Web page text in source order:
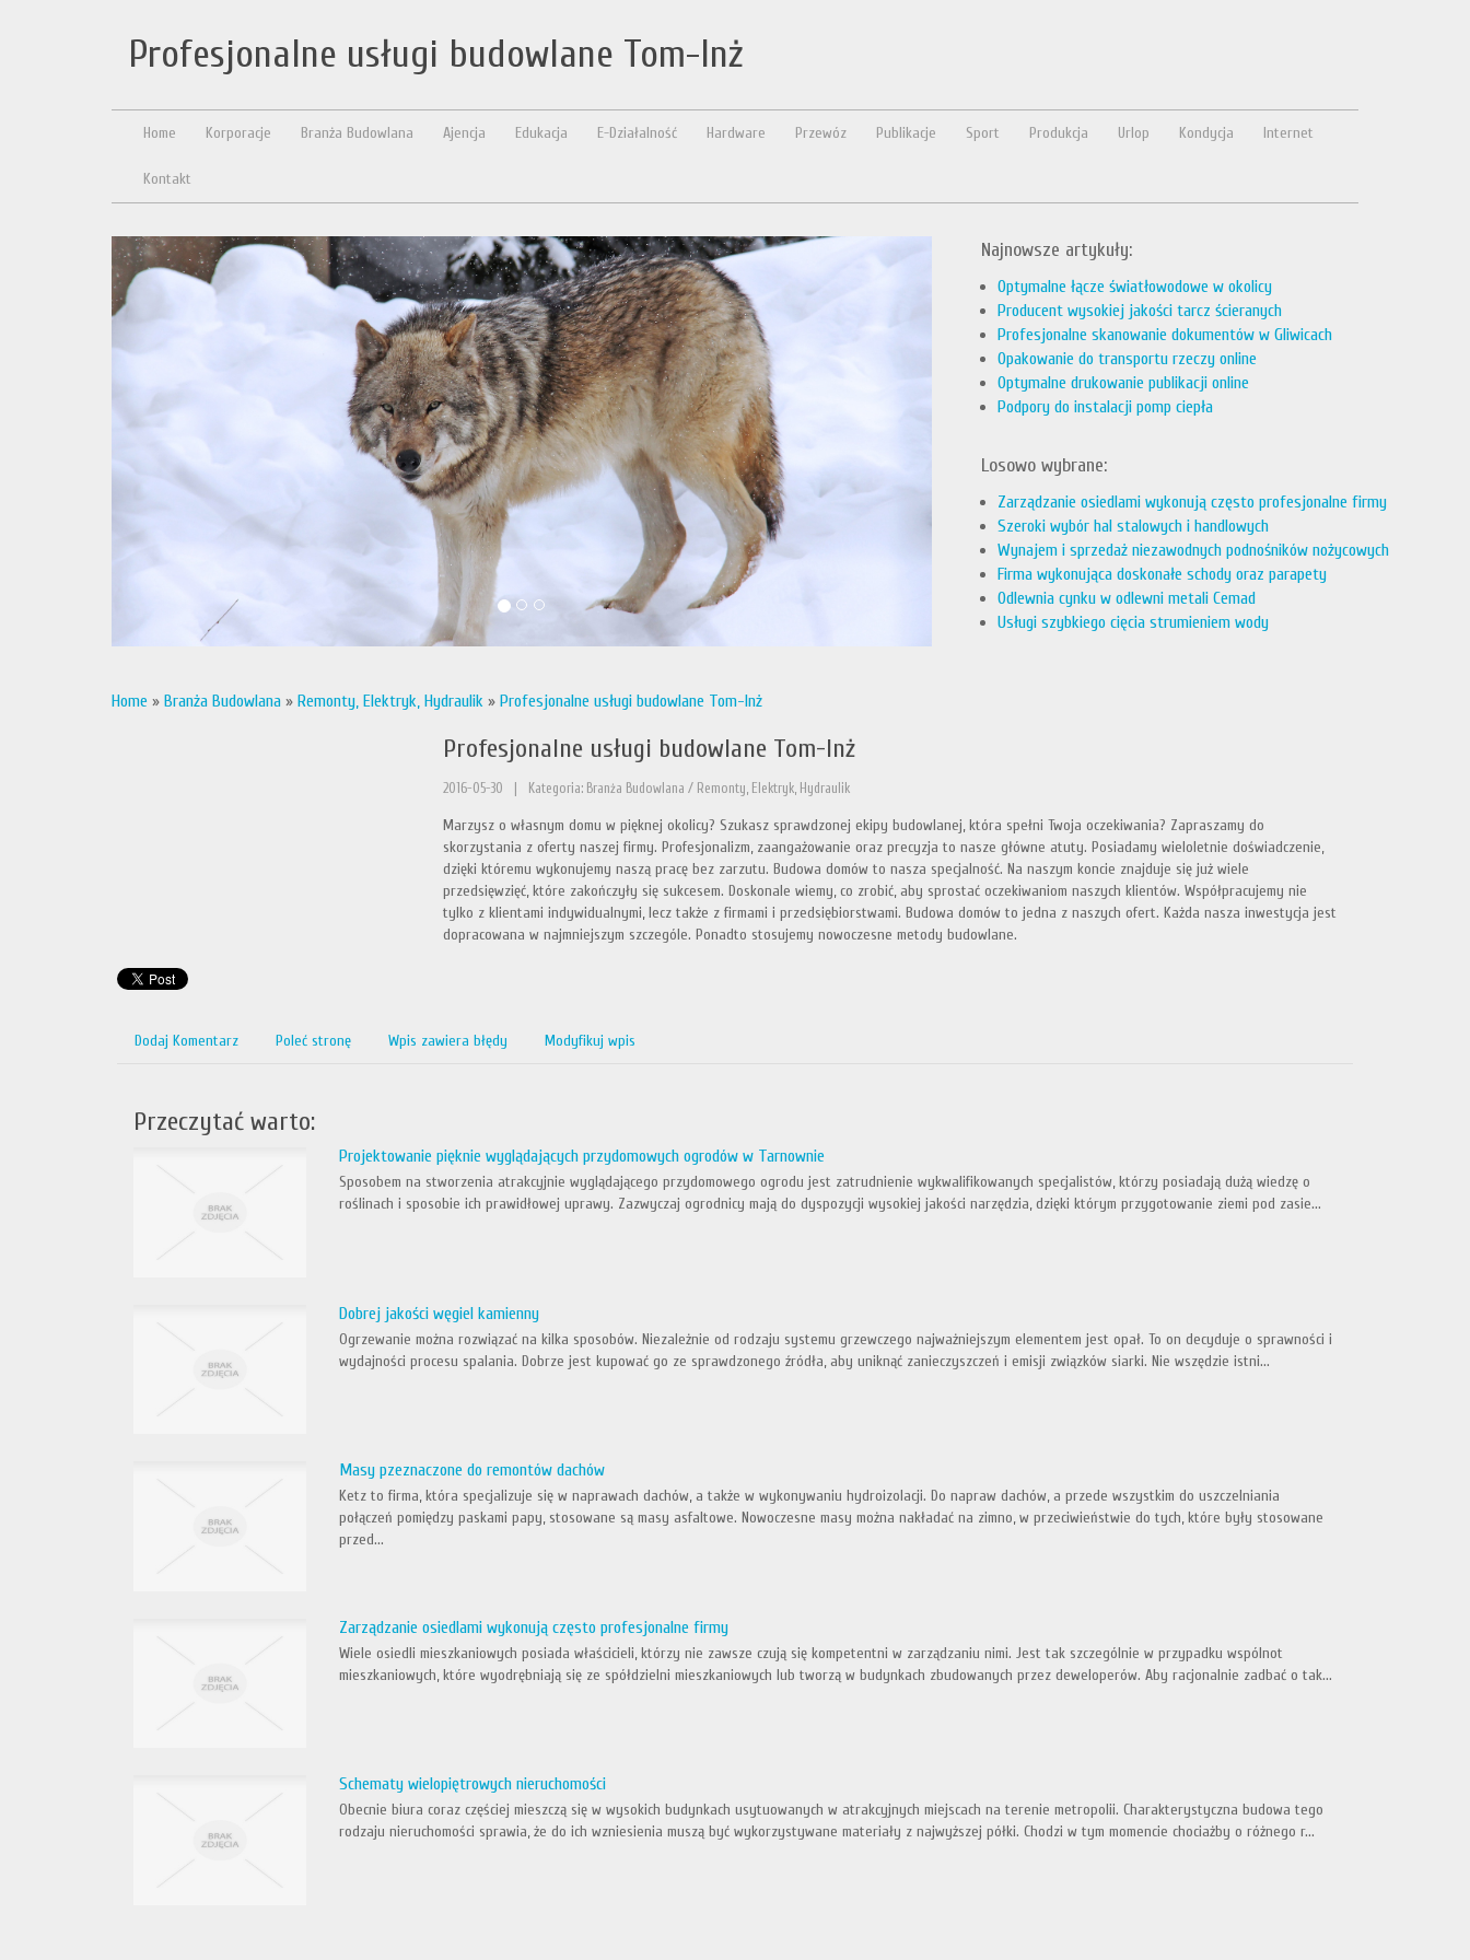
Profesjonalne usługi budowlane Tom-Inż
Home Korporacje Branża Budowlana Ajencja Edukacja E-Działalność Hardware Przewóz Publikacje Sport Produkcja Urlop Kondycja Internet
Kontakt
Najnowsze artykuły:
Optymalne łącze światłowodowe w okolicy
Producent wysokiej jakości tarcz ścieranych
Profesjonalne skanowanie dokumentów w Gliwicach
Opakowanie do transportu rzeczy online
Optymalne drukowanie publikacji online
Podpory do instalacji pomp ciepła
Losowo wybrane:
Zarządzanie osiedlami wykonują często profesjonalne firmy
Szeroki wybór hal stalowych i handlowych
Wynajem i sprzedaż niezawodnych podnośników nożycowych
Firma wykonująca doskonałe schody oraz parapety
Odlewnia cynku w odlewni metali Cemad
Usługi szybkiego cięcia strumieniem wody
Home » Branża Budowlana » Remonty, Elektryk, Hydraulik » Profesjonalne usługi budowlane Tom-Inż
Profesjonalne usługi budowlane Tom-Inż
2016-05-30 Kategoria: Branża Budowlana / Remonty, Elektryk, Hydraulik
Marzysz o własnym domu w pięknej okolicy? Szukasz sprawdzonej ekipy budowlanej, która spełni Twoja oczekiwania? Zapraszamy do
skorzystania z oferty naszej firmy. Profesjonalizm, zaangażowanie oraz precyzja to nasze główne atuty. Posiadamy wieloletnie doświadczenie,
dzięki któremu wykonujemy naszą pracę bez zarzutu. Budowa domów to nasza specjalność. Na naszym koncie znajduje się już wiele
przedsięwzięć, które zakończyły się sukcesem. Doskonale wiemy, co zrobić, aby sprostać oczekiwaniom naszych klientów. Współpracujemy nie
tylko z klientami indywidualnymi, lecz także z firmami i przedsiębiorstwami. Budowa domów to jedna z naszych ofert. Każda nasza inwestycja jest
dopracowana w najmniejszym szczególe. Ponadto stosujemy nowoczesne metody budowlane.
Dodaj Komentarz Poleć stronę Wpis zawiera błędy Modyfikuj wpis
Przeczytać warto:
Projektowanie pięknie wyglądających przydomowych ogrodów w Tarnownie
Sposobem na stworzenia atrakcyjnie wyglądającego przydomowego ogrodu jest zatrudnienie wykwalifikowanych specjalistów, którzy posiadają dużą wiedzę o
roślinach i sposobie ich prawidłowej uprawy. Zazwyczaj ogrodnicy mają do dyspozycji wysokiej jakości narzędzia, dzięki którym przygotowanie ziemi pod zasie...
Dobrej jakości węgiel kamienny
Ogrzewanie można rozwiązać na kilka sposobów. Niezależnie od rodzaju systemu grzewczego najważniejszym elementem jest opał. To on decyduje o sprawności i
wydajności procesu spalania. Dobrze jest kupować go ze sprawdzonego źródła, aby uniknąć zanieczyszczeń i emisji związków siarki. Nie wszędzie istni...
Masy pzeznaczone do remontów dachów
Ketz to firma, która specjalizuje się w naprawach dachów, a także w wykonywaniu hydroizolacji. Do napraw dachów, a przede wszystkim do uszczelniania
połączeń pomiędzy paskami papy, stosowane są masy asfaltowe. Nowoczesne masy można nakładać na zimno, w przeciwieństwie do tych, które były stosowane
przed...
Zarządzanie osiedlami wykonują często profesjonalne firmy
Wiele osiedli mieszkaniowych posiada właścicieli, którzy nie zawsze czują się kompetentni w zarządzaniu nimi. Jest tak szczególnie w przypadku wspólnot
mieszkaniowych, które wyodrębniają się ze spółdzielni mieszkaniowych lub tworzą w budynkach zbudowanych przez deweloperów. Aby racjonalnie zadbać o tak...
Schematy wielopiętrowych nieruchomości
Obecnie biura coraz częściej mieszczą się w wysokich budynkach usytuowanych w atrakcyjnych miejscach na terenie metropolii. Charakterystyczna budowa tego
rodzaju nieruchomości sprawia, że do ich wzniesienia muszą być wykorzystywane materiały z najwyższej półki. Chodzi w tym momencie chociażby o różnego r...